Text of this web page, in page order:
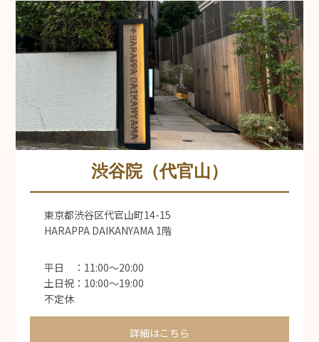
渋谷院（代官山）
東京都渋谷区代官山町14-15
HARAPPA DAIKANYAMA 1階
平日 ：11:00〜20:00
土日祝：10:00〜19:00
不定休
詳細はこちら